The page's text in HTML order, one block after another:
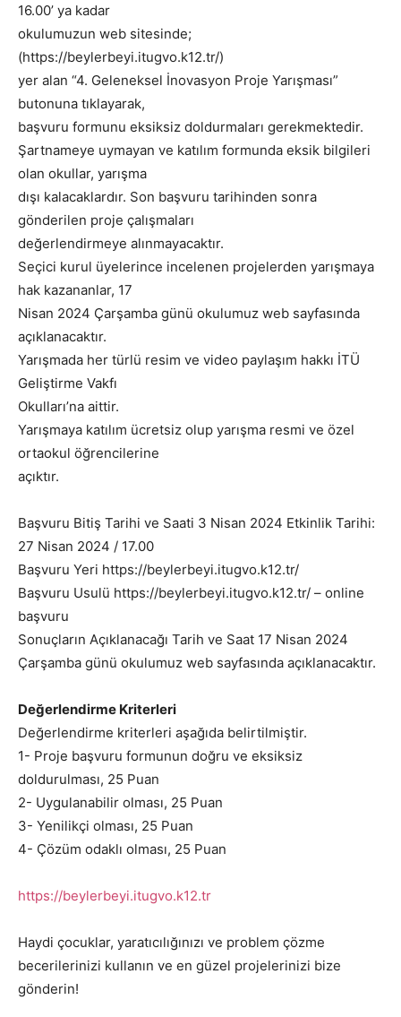
16.00’ ya kadar
okulumuzun web sitesinde;
(https://beylerbeyi.itugvo.k12.tr/)
yer alan “4. Geleneksel İnovasyon Proje Yarışması”
butonuna tıklayarak,
başvuru formunu eksiksiz doldurmaları gerekmektedir.
Şartnameye uymayan ve katılım formunda eksik bilgileri
olan okullar, yarışma
dışı kalacaklardır. Son başvuru tarihinden sonra
gönderilen proje çalışmaları
değerlendirmeye alınmayacaktır.
Seçici kurul üyelerince incelenen projelerden yarışmaya
hak kazananlar, 17
Nisan 2024 Çarşamba günü okulumuz web sayfasında
açıklanacaktır.
Yarışmada her türlü resim ve video paylaşım hakkı İTÜ
Geliştirme Vakfı
Okulları’na aittir.
Yarışmaya katılım ücretsiz olup yarışma resmi ve özel
ortaokul öğrencilerine
açıktır.
Başvuru Bitiş Tarihi ve Saati 3 Nisan 2024 Etkinlik Tarihi:
27 Nisan 2024 / 17.00
Başvuru Yeri https://beylerbeyi.itugvo.k12.tr/
Başvuru Usulü https://beylerbeyi.itugvo.k12.tr/ – online
başvuru
Sonuçların Açıklanacağı Tarih ve Saat 17 Nisan 2024
Çarşamba günü okulumuz web sayfasında açıklanacaktır.
Değerlendirme Kriterleri
Değerlendirme kriterleri aşağıda belirtilmiştir.
1- Proje başvuru formunun doğru ve eksiksiz
doldurulması, 25 Puan
2- Uygulanabilir olması, 25 Puan
3- Yenilikçi olması, 25 Puan
4- Çözüm odaklı olması, 25 Puan
https://beylerbeyi.itugvo.k12.tr
Haydi çocuklar, yaratıcılığınızı ve problem çözme
becerilerinizi kullanın ve en güzel projelerinizi bize
gönderin!